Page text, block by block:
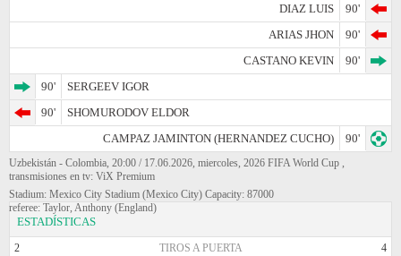
DIAZ LUIS
90'
ARIAS JHON
90'
CASTANO KEVIN
90'
90'
SERGEEV IGOR
90'
SHOMURODOV ELDOR
CAMPAZ JAMINTON (HERNANDEZ CUCHO)
90'
Uzbekistán - Colombia, 20:00 / 17.06.2026, miercoles, 2026 FIFA World Cup ,
transmisiones en tv: ViX Premium
Stadium: Mexico City Stadium (Mexico City) Capacity: 87000
referee: Taylor, Anthony (England)
ESTADÍSTICAS
2 TIROS A PUERTA 4